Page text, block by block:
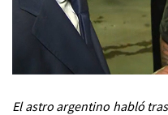
El astro argentino habló